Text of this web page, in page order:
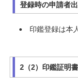
登録時の申請者
印鑑登録は本
2（2）印鑑証明